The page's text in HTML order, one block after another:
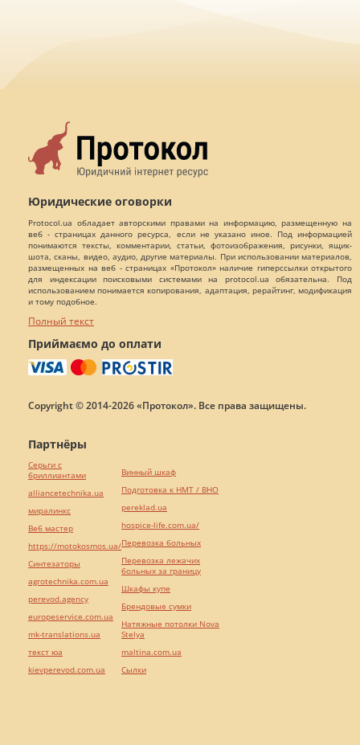
Юридические оговорки
Protocol.ua обладает авторскими правами на информацию, размещенную на
веб - страницах данного ресурса, если не указано иное. Под информацией
понимаются тексты, комментарии, статьи, фотоизображения, рисунки, ящик-
шота, сканы, видео, аудио, другие материалы. При использовании материалов,
размещенных на веб - страницах «Протокол» наличие гиперссылки открытого
для индексации поисковыми системами на protocol.ua обязательна. Под
использованием понимается копирования, адаптация, рерайтинг, модификация
и тому подобное.
Полный текст
Приймаємо до оплати
Copyright © 2014-2026 «Протокол». Все права защищены.
Партнёры
Серьги с
бриллиантами
alliancetechnika.ua
миралинкс
Веб мастер
https://motokosmos.ua/
Синтезаторы
agrotechnika.com.ua
perevod.agency
europeservice.com.ua
mk-translations.ua
текст юа
kievperevod.com.ua
Винный шкаф
Подготовка к НМТ / ВНО
pereklad.ua
hospice-life.com.ua/
Перевозка больных
Перевозка лежачих
больных за границу
Шкафы купе
Брендовые сумки
Натяжные потолки Nova
Stelya
maltina.com.ua
Cылки